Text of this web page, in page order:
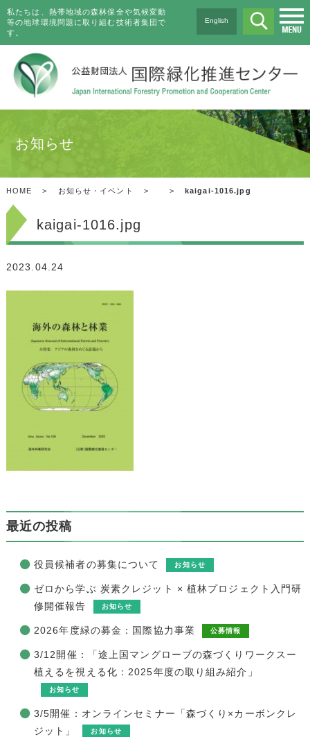
私たちは、熱帯地域の森林保全や気候変動
等の地球環境問題に取り組む技術者集団で
す。
English
お知らせ
HOME > お知らせ・イベント > > kaigai-1016.jpg
kaigai-1016.jpg
2023.04.24
最近の投稿
役員候補者の募集について お知らせ
ゼロから学ぶ 炭素クレジット × 植林プロジェクト入門研
修開催報告
お知らせ
2026年度緑の募金：国際協力事業 公募情報
3/12開催：「途上国マングローブの森づくりワークスー
植えるを視える化：2025年度の取り組み紹介」
お知らせ
3/5開催：オンラインセミナー「森づくり×カーボンクレ
ジット」
お知らせ